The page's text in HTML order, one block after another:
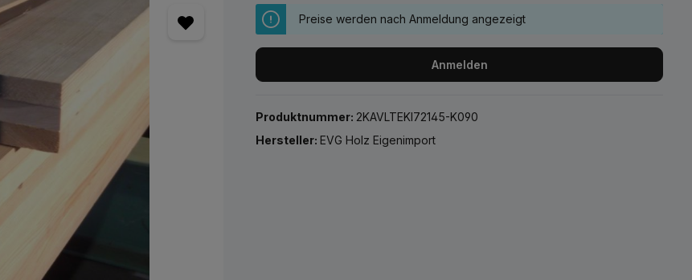
Preise werden nach Anmeldung angezeigt
Anmelden
Produktnummer: 2KAVLTEKI72145-K090
Hersteller:EVG Holz Eigenimport